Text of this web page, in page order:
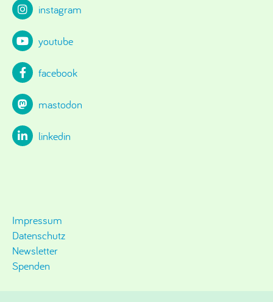
instagram
youtube
facebook
mastodon
linkedin
Impressum
Datenschutz
Newsletter
Spenden